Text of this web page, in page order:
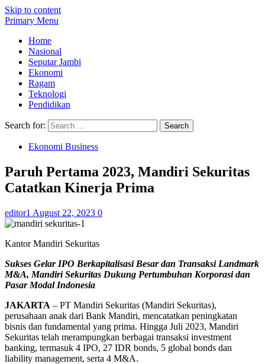
Skip to content
Primary Menu
Home
Nasional
Seputar Jambi
Ekonomi
Ragam
Teknologi
Pendidikan
Search for:
Ekonomi Business
Paruh Pertama 2023, Mandiri Sekuritas
Catatkan Kinerja Prima
editor1 August 22, 2023 0
Kantor Mandiri Sekuritas
Sukses Gelar IPO Berkapitalisasi Besar dan Transaksi Landmark
M&A, Mandiri Sekuritas Dukung Pertumbuhan Korporasi dan
Pasar Modal Indonesia
JAKARTA – PT Mandiri Sekuritas (Mandiri Sekuritas),
perusahaan anak dari Bank Mandiri, mencatatkan peningkatan
bisnis dan fundamental yang prima. Hingga Juli 2023, Mandiri
Sekuritas telah merampungkan berbagai transaksi investment
banking, termasuk 4 IPO, 27 IDR bonds, 5 global bonds dan
liability management, serta 4 M&A.